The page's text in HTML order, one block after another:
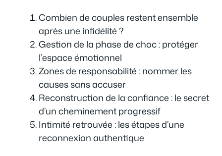
Combien de couples restent ensemble
après une infidélité ?
Gestion de la phase de choc : protéger
l’espace émotionnel
Zones de responsabilité : nommer les
causes sans accuser
Reconstruction de la confiance : le secret
d’un cheminement progressif
Intimité retrouvée : les étapes d’une
reconnexion authentique